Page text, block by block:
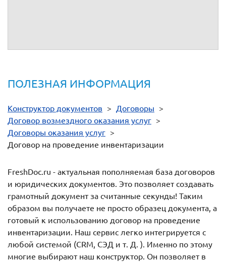
ПОЛЕЗНАЯ ИНФОРМАЦИЯ
Конструктор документов > Договоры >
Договор возмездного оказания услуг >
Договоры оказания услуг >
Договор на проведение инвентаризации
FreshDoc.ru - актуальная пополняемая база договоров
и юридических документов. Это позволяет создавать
грамотный документ за считанные секунды! Таким
образом вы получаете не просто образец документа, а
готовый к использованию договор на проведение
инвентаризации. Наш сервис легко интегрируется с
любой системой (CRM, СЭД и т. Д. ). Именно по этому
многие выбирают наш конструктор. Он позволяет в